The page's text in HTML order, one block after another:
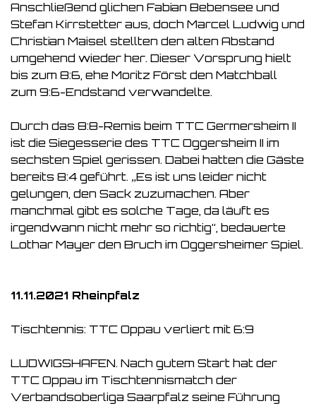
Anschließend glichen Fabian Bebensee und
Stefan Kirrstetter aus, doch Marcel Ludwig und
Christian Maisel stellten den alten Abstand
umgehend wieder her. Dieser Vorsprung hielt
bis zum 8:6, ehe Moritz Först den Matchball
zum 9:6-Endstand verwandelte.
Durch das 8:8-Remis beim TTC Germersheim II
ist die Siegesserie des TTC Oggersheim II im
sechsten Spiel gerissen. Dabei hatten die Gäste
bereits 8:4 geführt. „Es ist uns leider nicht
gelungen, den Sack zuzumachen. Aber
manchmal gibt es solche Tage, da läuft es
irgendwann nicht mehr so richtig“, bedauerte
Lothar Mayer den Bruch im Oggersheimer Spiel.
11.11.2021 Rheinpfalz
Tischtennis: TTC Oppau verliert mit 6:9
LUDWIGSHAFEN. Nach gutem Start hat der
TTC Oppau im Tischtennismatch der
Verbandsoberliga Saarpfalz seine Führung